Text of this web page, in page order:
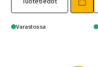
Varastossa